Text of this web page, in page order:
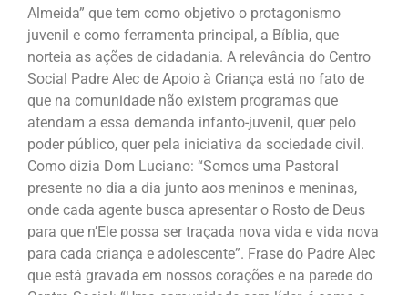
Almeida” que tem como objetivo o protagonismo
juvenil e como ferramenta principal, a Bíblia, que
norteia as ações de cidadania. A relevância do Centro
Social Padre Alec de Apoio à Criança está no fato de
que na comunidade não existem programas que
atendam a essa demanda infanto-juvenil, quer pelo
poder público, quer pela iniciativa da sociedade civil.
Como dizia Dom Luciano: “Somos uma Pastoral
presente no dia a dia junto aos meninos e meninas,
onde cada agente busca apresentar o Rosto de Deus
para que n’Ele possa ser traçada nova vida e vida nova
para cada criança e adolescente”. Frase do Padre Alec
que está gravada em nossos corações e na parede do